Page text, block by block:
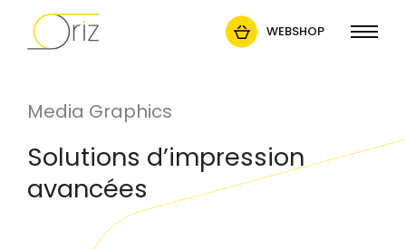
WEBSHOP
Media Graphics
Solutions d’impression
avancées